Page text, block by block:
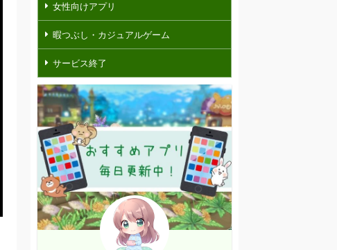
女性向けアプリ
暇つぶし・カジュアルゲーム
サービス終了